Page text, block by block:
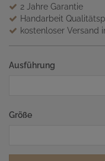
2 Jahre Garantie
Handarbeit
kostenloser Versand
Ausführung
Größe